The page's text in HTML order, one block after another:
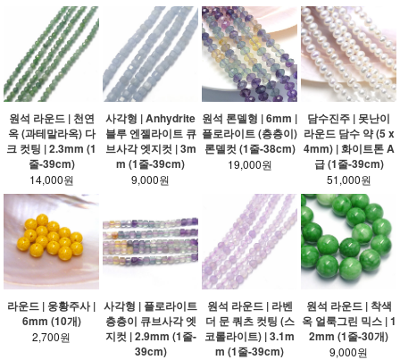
원석 라운드 | 천연
옥 (과테말라옥) 다
크 컷팅 | 2.3mm (1
줄-39cm)
14,000원
사각형 | Anhydrite
블루 엔젤라이트 큐
브사각 엣지컷 | 3m
m (1줄-39cm)
9,000원
원석 론델형 | 6mm |
플로라이트 (층층이)
론델컷 (1줄-38cm)
19,000원
담수진주 | 못난이
라운드 담수 약 (5 x
4mm) | 화이트톤 A
급 (1줄-39cm)
51,000원
라운드 | 웅황주사 |
6mm (10개)
2,700원
사각형 | 플로라이트
층층이 큐브사각 엣
지컷 | 2.9mm (1줄-
39cm)
원석 라운드 | 라벤
더 문 쿼츠 컷팅 (스
코롤라이트) | 3.1m
m (1줄-39cm)
원석 라운드 | 착색
옥 얼룩그린 믹스 | 1
2mm (1줄-30개)
9,000원